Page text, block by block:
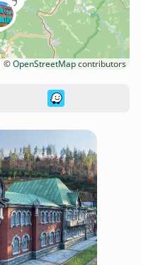
©OpenStreetMapcontributors